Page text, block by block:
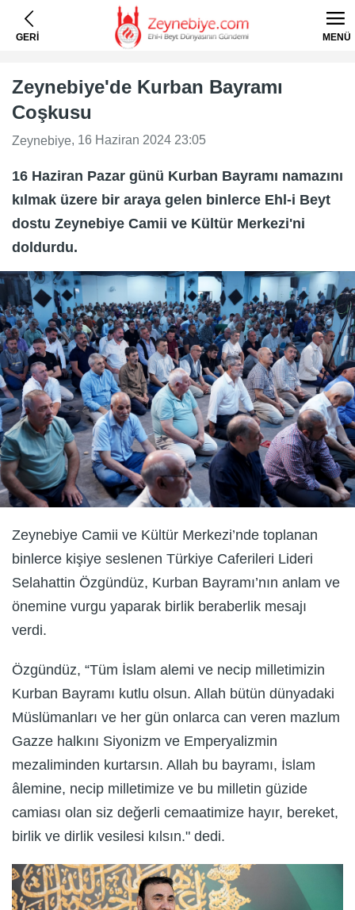
GERİ MENÜ
Zeynebiye'de Kurban Bayramı
Coşkusu
Zeynebiye, 16 Haziran 2024 23:05
16 Haziran Pazar günü Kurban Bayramı namazını
kılmak üzere bir araya gelen binlerce Ehl-i Beyt
dostu Zeynebiye Camii ve Kültür Merkezi'ni
doldurdu.
Zeynebiye Camii ve Kültür Merkezi’nde toplanan
binlerce kişiye seslenen Türkiye Caferileri Lideri
Selahattin Özgündüz, Kurban Bayramı’nın anlam ve
önemine vurgu yaparak birlik beraberlik mesajı
verdi.
Özgündüz, “Tüm İslam alemi ve necip milletimizin
Kurban Bayramı kutlu olsun. Allah bütün dünyadaki
Müslümanları ve her gün onlarca can veren mazlum
Gazze halkını Siyonizm ve Emperyalizmin
mezaliminden kurtarsın. Allah bu bayramı, İslam
âlemine, necip milletimize ve bu milletin güzide
camiası olan siz değerli cemaatimize hayır, bereket,
birlik ve dirlik vesilesi kılsın." dedi.